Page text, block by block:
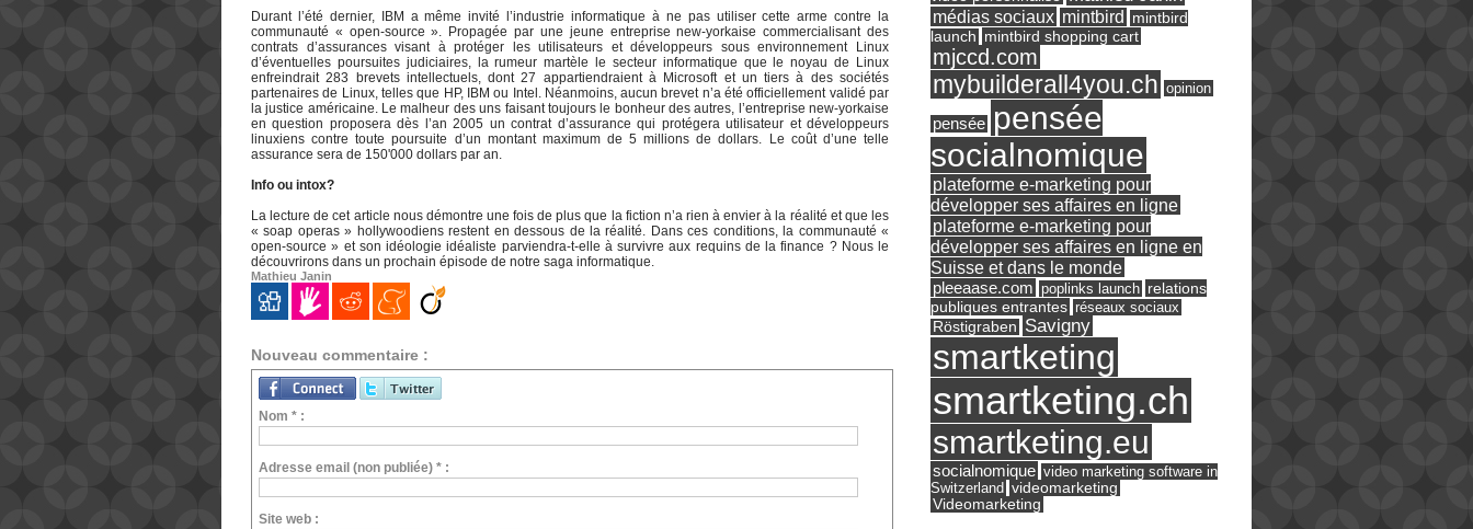
Durant l’été dernier, IBM a même invité l’industrie informatique à ne pas utiliser cette arme contre la
communauté « open-source ». Propagée par une jeune entreprise new-yorkaise commercialisant des
contrats d’assurances visant à protéger les utilisateurs et développeurs sous environnement Linux
d’éventuelles poursuites judiciaires, la rumeur martèle le secteur informatique que le noyau de Linux
enfreindrait 283 brevets intellectuels, dont 27 appartiendraient à Microsoft et un tiers à des sociétés
partenaires de Linux, telles que HP, IBM ou Intel. Néanmoins, aucun brevet n’a été officiellement validé par
la justice américaine. Le malheur des uns faisant toujours le bonheur des autres, l’entreprise new-yorkaise
en question proposera dès l’an 2005 un contrat d’assurance qui protégera utilisateur et développeurs
linuxiens contre toute poursuite d’un montant maximum de 5 millions de dollars. Le coût d’une telle
assurance sera de 150'000 dollars par an.
Info ou intox?
La lecture de cet article nous démontre une fois de plus que la fiction n’a rien à envier à la réalité et que les
« soap operas » hollywoodiens restent en dessous de la réalité. Dans ces conditions, la communauté «
open-source » et son idéologie idéaliste parviendra-t-elle à survivre aux requins de la finance ? Nous le
découvrirons dans un prochain épisode de notre saga informatique.
Mathieu Janin
Nouveau commentaire :
Nom * :
Adresse email (non publiée) * :
Site web :
médias sociaux mintbird
mintbird
launch mintbird shopping cart
mjccd.com
mybuilderall4you.ch opinion
pensée pensée
socialnomique
plateforme e-marketing pour
développer ses affaires en ligne
plateforme e-marketing pour
développer ses affaires en ligne en
Suisse et dans le monde
pleeaase.com poplinks launch relations
publiques entrantes réseaux sociaux
Röstigraben Savigny
smartketing
smartketing.ch
smartketing.eu
socialnomique video marketing software in
Switzerland videomarketing
Videomarketing